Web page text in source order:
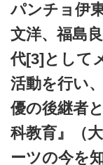
パンチョ伊
文洋、福島
代[3]として
活動を行い
優の後継者
科教育』（
ーツの今を